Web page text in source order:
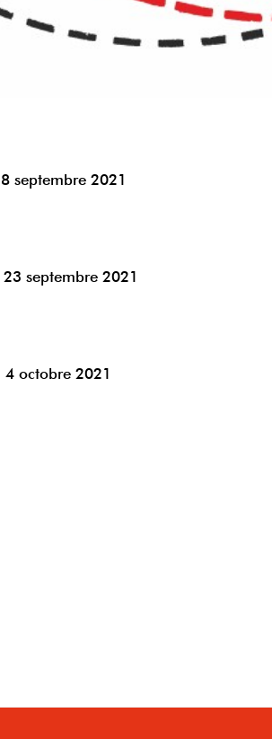
septembre 2021
23 septembre 2021
4 octobre 2021